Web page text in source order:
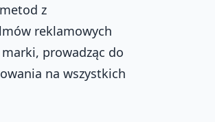
z
reklamowych
prowadząc do
na wszystkich